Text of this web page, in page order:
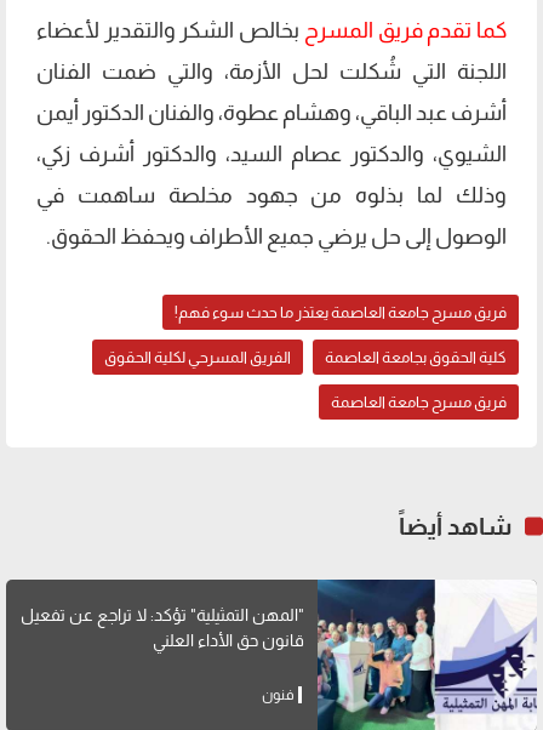
كما تقدم فريق المسرح بخالص الشكر والتقدير لأعضاء
اللجنة التي شُكلت لحل الأزمة، والتي ضمت الفنان
أشرف عبد الباقي، وهشام عطوة، والفنان الدكتور أيمن
الشيوي، والدكتور عصام السيد، والدكتور أشرف زكي،
وذلك لما بذلوه من جهود مخلصة ساهمت في
الوصول إلى حل يرضي جميع الأطراف ويحفظ الحقوق.
فريق مسرح جامعة العاصمة يعتذر ما حدث سوء فهم!
كلية الحقوق بجامعة العاصمة الفريق المسرحي لكلية الحقوق
فريق مسرح جامعة العاصمة
شاهد أيضاً
"المهن التمثيلية" تؤكد: لا تراجع عن تفعيل
قانون حق الأداء العلني
فنون